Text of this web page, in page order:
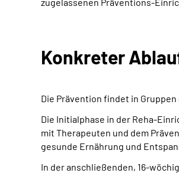
Konkreter
Die Prävention findet in
Die Initialphase in der Reha-
mit Therapeuten und dem
gesunde Ernährung und
In der anschließenden, 16-